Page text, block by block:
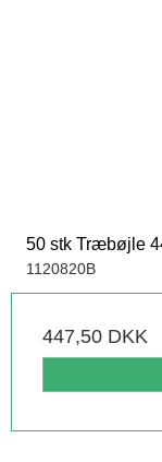
50 stk Træbøjle
1120820B
447,50 DKK